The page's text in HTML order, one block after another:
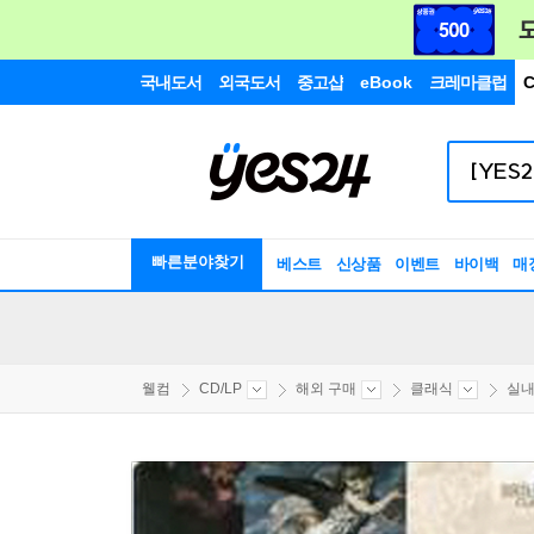
국내도서 외국도서 중고샵 eBook 크레마클럽
빠른분야찾기 베스트 신상품 이벤트 바이백 매
웰컴 CD/LP 해외 구매 클래식 실